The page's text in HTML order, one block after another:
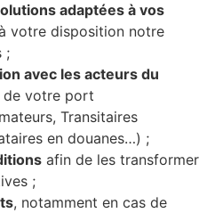
adaptées à vos
votre disposition notre
;
avec les acteurs du
de votre port
Transitaires
en douanes…) ;
afin de les transformer
;
, notamment en cas de